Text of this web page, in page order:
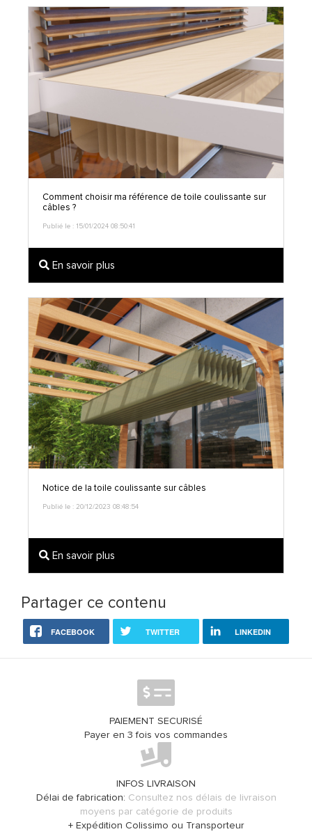
Comment choisir ma référence de toile coulissante sur
câbles ?
Publié le : 15/01/2024 08:50:41
En savoir plus
Notice de la toile coulissante sur câbles
Publié le : 20/12/2023 08:48:54
En savoir plus
Partager ce contenu
FACEBOOK TWITTER LINKEDIN
PAIEMENT SECURISÉ
Payer en 3 fois vos commandes
INFOS LIVRAISON
Délai de fabrication: Consultez nos délais de livraison
moyens par catégorie de produits
+ Expédition Colissimo ou Transporteur